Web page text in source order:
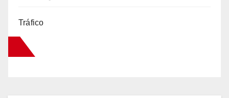
Tráfico